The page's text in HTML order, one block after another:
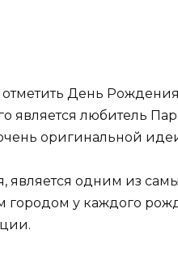
День
является любитель
оригинальной
является одним из
городом у каждого